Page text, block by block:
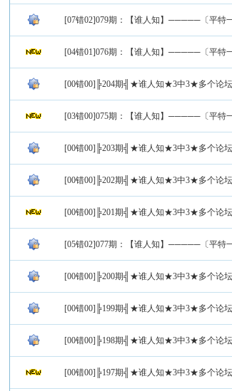
[07错02]079期：【谁人知】─────〔平特
[04错01]076期：【谁人知】─────〔平特
[00错00]╠204期╣★谁人知★3中3★多个论坛
[03错00]075期：【谁人知】─────〔平特
[00错00]╠203期╣★谁人知★3中3★多个论坛
[00错00]╠202期╣★谁人知★3中3★多个论坛
[00错00]╠201期╣★谁人知★3中3★多个论坛
[05错02]077期：【谁人知】─────〔平特
[00错00]╠200期╣★谁人知★3中3★多个论坛
[00错00]╠199期╣★谁人知★3中3★多个论坛
[00错00]╠198期╣★谁人知★3中3★多个论坛
[00错00]╠197期╣★谁人知★3中3★多个论坛